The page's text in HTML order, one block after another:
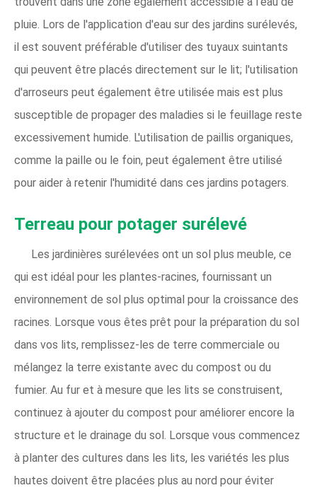
pluie. Lors de l'application d'eau sur des jardins surélevés,
il est souvent préférable d'utiliser des tuyaux suintants
qui peuvent être placés directement sur le lit; l'utilisation
d'arroseurs peut également être utilisée mais est plus
susceptible de propager des maladies si le feuillage reste
excessivement humide. L'utilisation de paillis organiques,
comme la paille ou le foin, peut également être utilisé
pour aider à retenir l'humidité dans ces jardins potagers.
Terreau pour potager surélevé
Les jardinières surélevées ont un sol plus meuble, ce
qui est idéal pour les plantes-racines, fournissant un
environnement de sol plus optimal pour la croissance des
racines. Lorsque vous êtes prêt pour la préparation du sol
dans vos lits, remplissez-les de terre commerciale ou
mélangez la terre existante avec du compost ou du
fumier. Au fur et à mesure que les lits se construisent,
continuez à ajouter du compost pour améliorer encore la
structure et le drainage du sol. Lorsque vous commencez
à planter des cultures dans les lits, les variétés les plus
hautes doivent être placées plus au nord pour éviter